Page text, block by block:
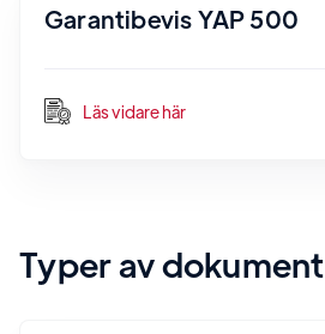
Garantibevis YAP 500
Läs vidare här
Typer av dokument